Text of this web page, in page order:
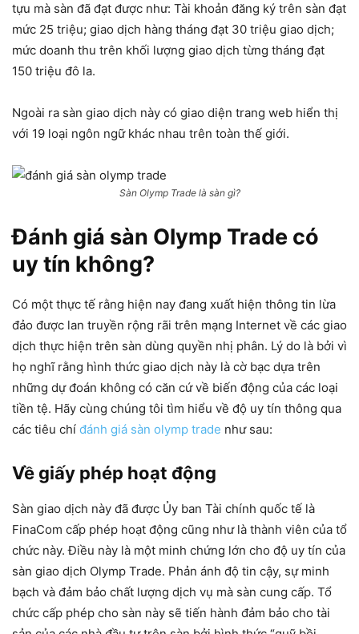
tựu mà sàn đã đạt được như: Tài khoản đăng ký trên sàn đạt
mức 25 triệu; giao dịch hàng tháng đạt 30 triệu giao dịch;
mức doanh thu trên khối lượng giao dịch từng tháng đạt
150 triệu đô la.
Ngoài ra sàn giao dịch này có giao diện trang web hiển thị
với 19 loại ngôn ngữ khác nhau trên toàn thế giới.
Sàn Olymp Trade là sàn gì?
Đánh giá sàn Olymp Trade có
uy tín không?
Có một thực tế rằng hiện nay đang xuất hiện thông tin lừa
đảo được lan truyền rộng rãi trên mạng Internet về các giao
dịch thực hiện trên sàn dùng quyền nhị phân. Lý do là bởi vì
họ nghĩ rằng hình thức giao dịch này là cờ bạc dựa trên
những dự đoán không có căn cứ về biến động của các loại
tiền tệ. Hãy cùng chúng tôi tìm hiểu về độ uy tín thông qua
các tiêu chí đánh giá sàn olymp trade như sau:
Về giấy phép hoạt động
Sàn giao dịch này đã được Ủy ban Tài chính quốc tế là
FinaCom cấp phép hoạt động cũng như là thành viên của tổ
chức này. Điều này là một minh chứng lớn cho độ uy tín của
sàn giao dịch Olymp Trade. Phản ánh độ tin cậy, sự minh
bạch và đảm bảo chất lượng dịch vụ mà sàn cung cấp. Tổ
chức cấp phép cho sàn này sẽ tiến hành đảm bảo cho tài